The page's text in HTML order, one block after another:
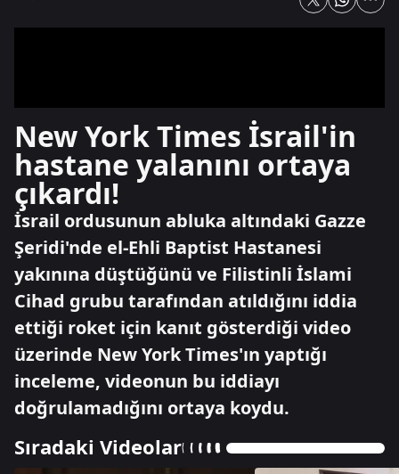
New York Times İsrail'in
hastane yalanını ortaya
çıkardı!
İsrail ordusunun abluka altındaki Gazze
Şeridi'nde el-Ehli Baptist Hastanesi
yakınına düştüğünü ve Filistinli İslami
Cihad grubu tarafından atıldığını iddia
ettiği roket için kanıt gösterdiği video
üzerinde New York Times'ın yaptığı
inceleme, videonun bu iddiayı
doğrulamadığını ortaya koydu.
Sıradaki Videolar